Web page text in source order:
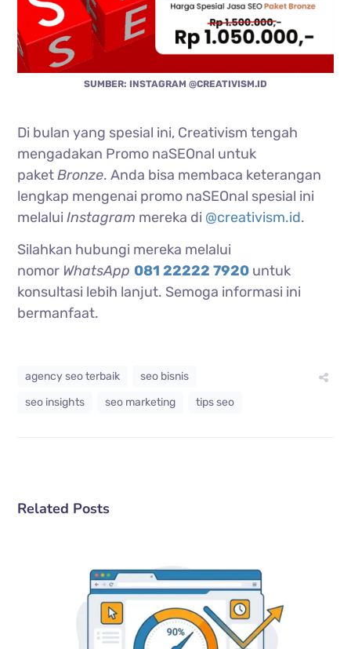
SUMBER: INSTAGRAM @CREATIVISM.ID
Di bulan yang spesial ini, Creativism tengah
mengadakan Promo naSEOnal untuk
paketBronze. Anda bisa membaca keterangan
lengkap mengenai promo naSEOnal spesial ini
melaluiInstagram mereka di @creativism.id.
Silahkan hubungi mereka melalui
nomor WhatsApp 081 22222 7920 untuk
konsultasi lebih lanjut. Semoga informasi ini
bermanfaat.
agency seo terbaik
seo bisnis
seo insights
seo marketing tips seo
Related Posts